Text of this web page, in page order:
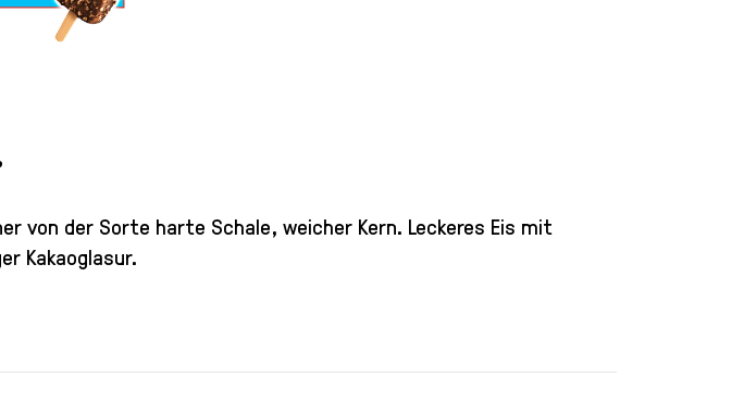
von der Sorte harte Schale, weicher Kern. Leckeres Eis mit
Kakaoglasur.